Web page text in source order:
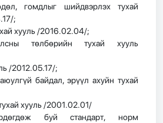
гомдлыг шийдвэрлэх тухай
;
хууль /2016.02.04/;
төлбөрийн тухай хууль
/2012.05.17/;
байдал, эрүүл ахуйн тухай
хууль /2001.02.01/
буй стандарт, норм